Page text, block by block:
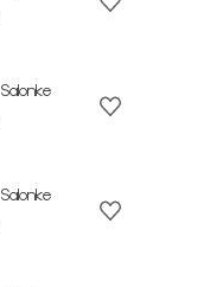
Salonke
Salonke